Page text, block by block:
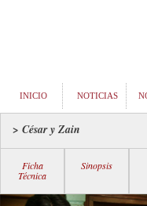
INICIO NOTICIAS
> César y Zain
Ficha
Técnica
Sinopsis